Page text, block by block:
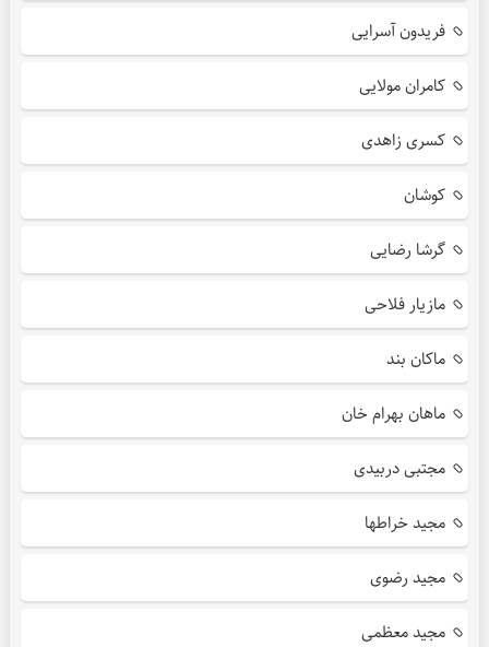
فریدون آسرایی
کامران مولایی
کسری زاهدی
کوشان
گرشا رضایی
مازیار فلاحی
ماکان بند
ماهان بهرام خان
مجتبی دربیدی
مجید خراطها
مجید رضوی
مجید معظمی